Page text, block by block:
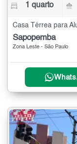
1 quarto
Casa Térrea para
Sapopemba
Zona Leste - São Paulo